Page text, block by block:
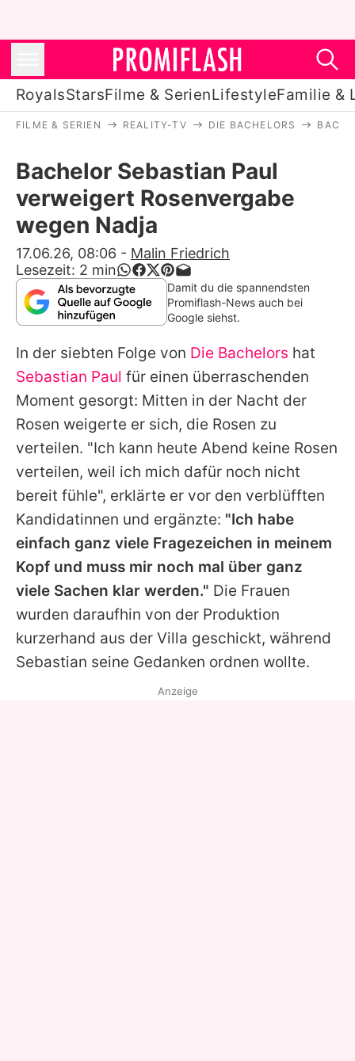
RoyalsStarsFilme & SerienLifestyleFamilie &
Stars
Filme & Serien
Lifestyle
Familie & Liebe
Promiflash Exklusiv
Alle Themen auf Promiflash
Jobs
App runterladen
Team
Redaktionelle Richtlinien
Impressum
Datenschutzerklärung
Utiq verwalten
FILME & SERIEN REALITY-TV DIE BACHELORS
Bachelor Sebastian Paul
verweigert Rosenvergabe
wegen Nadja
17.06.26, 08:06 - Malin Friedrich
Lesezeit: 2 min
Damit du die spannendsten
Promiflash-News auch bei
Google siehst.
In der siebten Folge von Die Bachelors hat
Sebastian Paul für einen überraschenden
Moment gesorgt: Mitten in der Nacht der
Rosen weigerte er sich, die Rosen zu
verteilen. "Ich kann heute Abend keine Rosen
verteilen, weil ich mich dafür noch nicht
bereit fühle", erklärte er vor den verblüfften
Kandidatinnen und ergänzte: "Ich habe
einfach ganz viele Fragezeichen in meinem
Kopf und muss mir noch mal über ganz
viele Sachen klar werden." Die Frauen
wurden daraufhin von der Produktion
kurzerhand aus der Villa geschickt, während
Sebastian seine Gedanken ordnen wollte.
Anzeige